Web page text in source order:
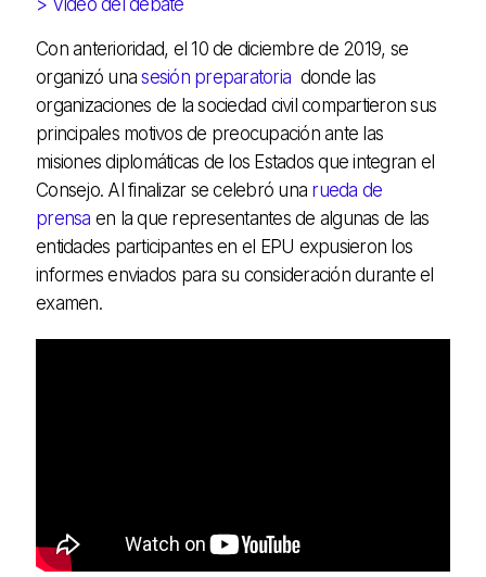
Con anterioridad, el 10 de diciembre de 2019, se
organizó unasesión preparatoria donde las
organizaciones de la sociedad civil compartieron sus
principales motivos de preocupación ante las
misiones diplomáticas de los Estados que integran el
Consejo. Al finalizar se celebró una rueda de
prensa en la que representantes de algunas de las
entidades participantes en el EPU expusieron los
informes enviados para su consideración durante el
examen.